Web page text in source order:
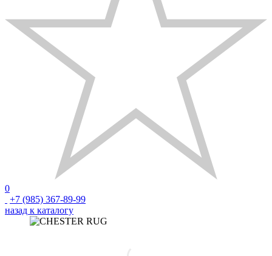
0
+7 (985) 367-89-99
назад к каталогу